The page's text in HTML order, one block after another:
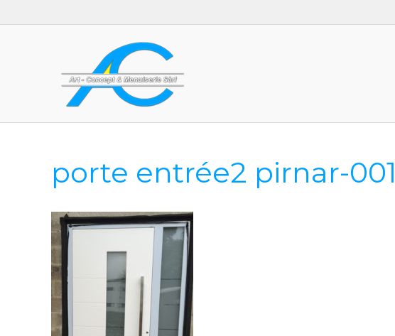
porte entrée2 pirnar-001